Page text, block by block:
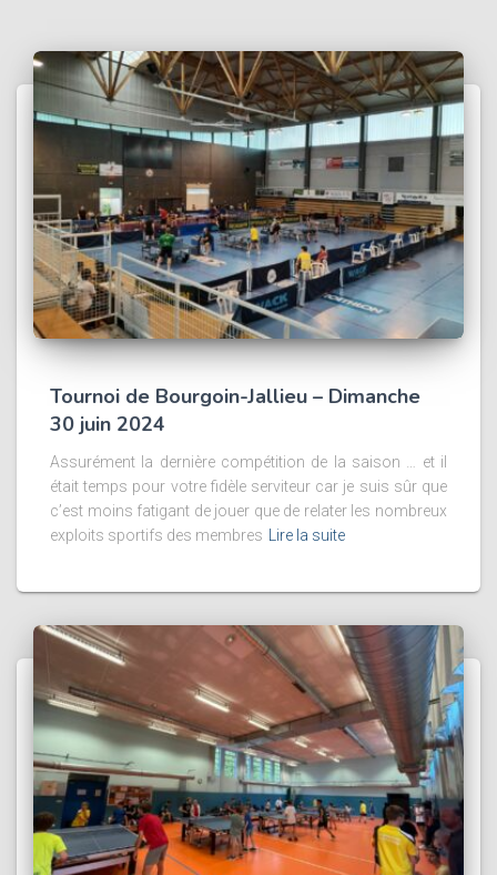
Tournoi de Bourgoin-Jallieu – Dimanche
30 juin 2024
Assurément la dernière compétition de la saison … et il
était temps pour votre fidèle serviteur car je suis sûr que
c’est moins fatigant de jouer que de relater les nombreux
exploits sportifs des membres
Lire la suite